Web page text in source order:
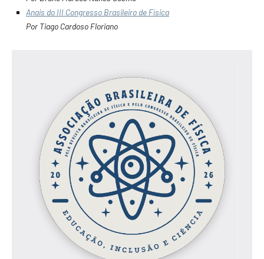
Anais do III Congresso Brasileiro de Física
Por Tiago Cardoso Floriano